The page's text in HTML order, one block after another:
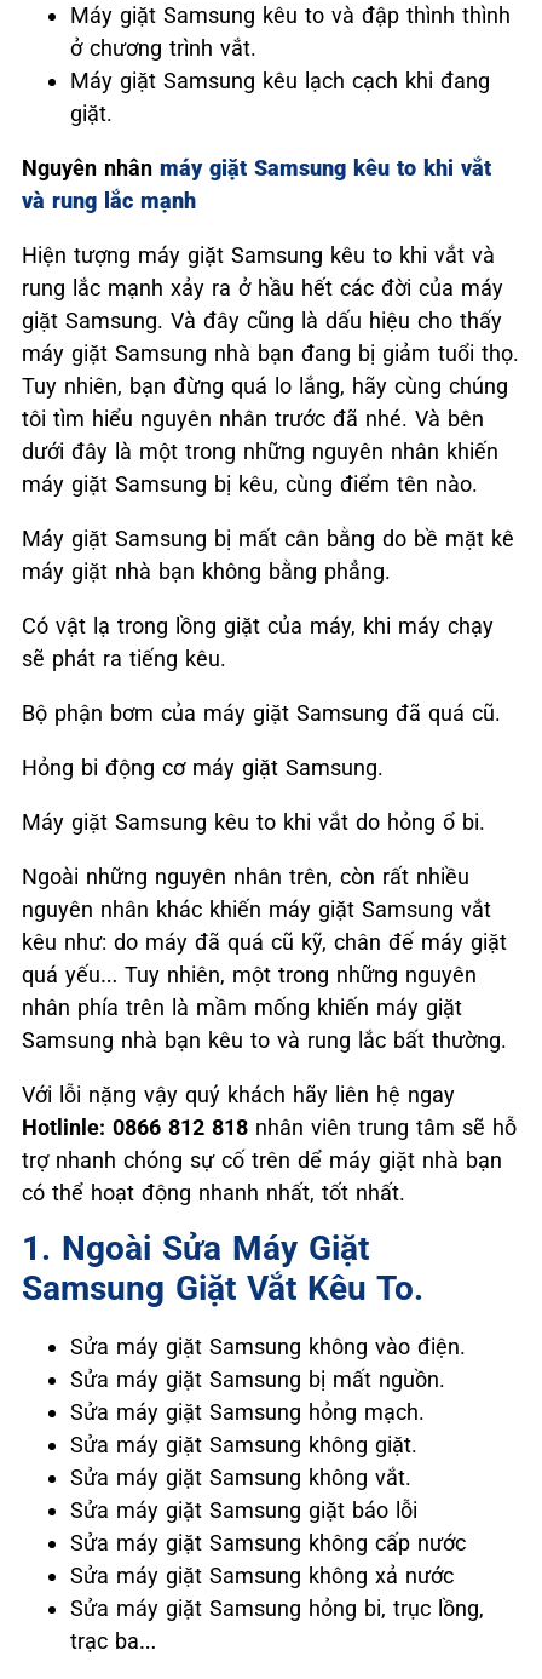
Máy giặt Samsung kêu to và đập thình thình
ở chương trình vắt.
Máy giặt Samsung kêu lạch cạch khi đang
giặt.
Nguyên nhân máy giặt Samsung kêu to khi vắt
và rung lắc mạnh
Hiện tượng máy giặt Samsung kêu to khi vắt và
rung lắc mạnh xảy ra ở hầu hết các đời của máy
giặt Samsung. Và đây cũng là dấu hiệu cho thấy
máy giặt Samsung nhà bạn đang bị giảm tuổi thọ.
Tuy nhiên, bạn đừng quá lo lắng, hãy cùng chúng
tôi tìm hiểu nguyên nhân trước đã nhé. Và bên
dưới đây là một trong những nguyên nhân khiến
máy giặt Samsung bị kêu, cùng điểm tên nào.
Máy giặt Samsung bị mất cân bằng do bề mặt kê
máy giặt nhà bạn không bằng phẳng.
Có vật lạ trong lồng giặt của máy, khi máy chạy
sẽ phát ra tiếng kêu.
Bộ phận bơm của máy giặt Samsung đã quá cũ.
Hỏng bi động cơ máy giặt Samsung.
Máy giặt Samsung kêu to khi vắt do hỏng ổ bi.
Ngoài những nguyên nhân trên, còn rất nhiều
nguyên nhân khác khiến máy giặt Samsung vắt
kêu như: do máy đã quá cũ kỹ, chân đế máy giặt
quá yếu… Tuy nhiên, một trong những nguyên
nhân phía trên là mầm mống khiến máy giặt
Samsung nhà bạn kêu to và rung lắc bất thường.
Với lỗi nặng vậy quý khách hãy liên hệ ngay
Hotlinle: 0866 812 818 nhân viên trung tâm sẽ hỗ
trợ nhanh chóng sự cố trên dể máy giặt nhà bạn
có thể hoạt động nhanh nhất, tốt nhất.
1. Ngoài Sửa Máy Giặt
Samsung Giặt Vắt Kêu To.
Sửa máy giặt Samsung không vào điện.
Sửa máy giặt Samsung bị mất nguồn.
Sửa máy giặt Samsung hỏng mạch.
Sửa máy giặt Samsung không giặt.
Sửa máy giặt Samsung không vắt.
Sửa máy giặt Samsung giặt báo lỗi
Sửa máy giặt Samsung không cấp nước
Sửa máy giặt Samsung không xả nước
Sửa máy giặt Samsung hỏng bi, trục lồng,
trạc ba…